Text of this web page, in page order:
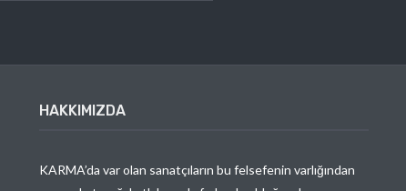
HAKKIMIZDA
KARMA’da var olan sanatçıların bu felsefenin varlığından